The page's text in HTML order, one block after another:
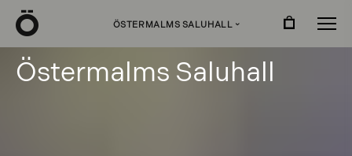
ÖSTERMALMS SALUHALL ›
Östermalms Saluhall
Ö